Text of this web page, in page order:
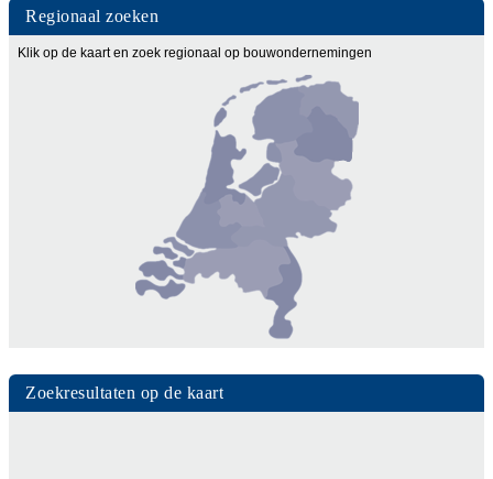
Regionaal zoeken
Klik op de kaart en zoek regionaal op bouwondernemingen
Zoekresultaten op de kaart